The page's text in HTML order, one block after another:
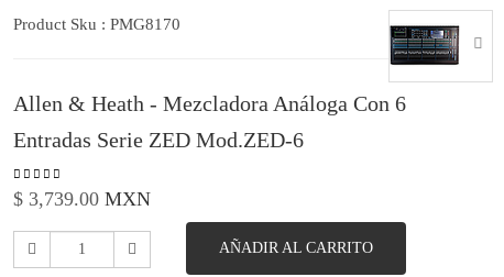
Product Sku : PMG8170
Allen & Heath - Mezcladora Análoga Con 6
Entradas Serie ZED Mod.ZED-6
$ 3,739.00 MXN
AÑADIR AL CARRITO